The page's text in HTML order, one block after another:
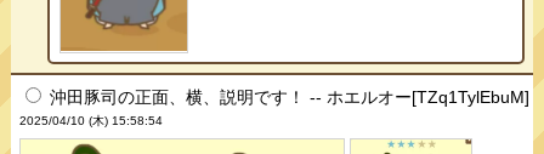
沖田豚司の正面、横、説明です！ -- ホエルオー[TZq1TylEbuM]
2025/04/10 (木) 15:58:54